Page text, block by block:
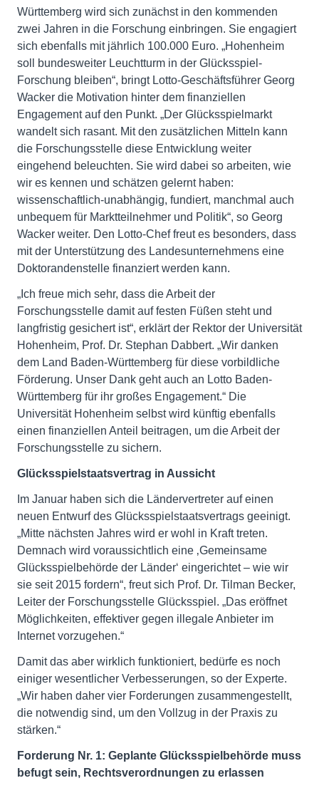
Württemberg wird sich zunächst in den kommenden
zwei Jahren in die Forschung einbringen. Sie engagiert
sich ebenfalls mit jährlich 100.000 Euro. „Hohenheim
soll bundesweiter Leuchtturm in der Glücksspiel-
Forschung bleiben“, bringt Lotto-Geschäftsführer Georg
Wacker die Motivation hinter dem finanziellen
Engagement auf den Punkt. „Der Glücksspielmarkt
wandelt sich rasant. Mit den zusätzlichen Mitteln kann
die Forschungsstelle diese Entwicklung weiter
eingehend beleuchten. Sie wird dabei so arbeiten, wie
wir es kennen und schätzen gelernt haben:
wissenschaftlich-unabhängig, fundiert, manchmal auch
unbequem für Marktteilnehmer und Politik“, so Georg
Wacker weiter. Den Lotto-Chef freut es besonders, dass
mit der Unterstützung des Landesunternehmens eine
Doktorandenstelle finanziert werden kann.
„Ich freue mich sehr, dass die Arbeit der
Forschungsstelle damit auf festen Füßen steht und
langfristig gesichert ist“, erklärt der Rektor der Universität
Hohenheim, Prof. Dr. Stephan Dabbert. „Wir danken
dem Land Baden-Württemberg für diese vorbildliche
Förderung. Unser Dank geht auch an Lotto Baden-
Württemberg für ihr großes Engagement.“ Die
Universität Hohenheim selbst wird künftig ebenfalls
einen finanziellen Anteil beitragen, um die Arbeit der
Forschungsstelle zu sichern.
Glücksspielstaatsvertrag in Aussicht
Im Januar haben sich die Ländervertreter auf einen
neuen Entwurf des Glücksspielstaatsvertrags geeinigt.
„Mitte nächsten Jahres wird er wohl in Kraft treten.
Demnach wird voraussichtlich eine ‚Gemeinsame
Glücksspielbehörde der Länder‘ eingerichtet – wie wir
sie seit 2015 fordern“, freut sich Prof. Dr. Tilman Becker,
Leiter der Forschungsstelle Glücksspiel. „Das eröffnet
Möglichkeiten, effektiver gegen illegale Anbieter im
Internet vorzugehen.“
Damit das aber wirklich funktioniert, bedürfe es noch
einiger wesentlicher Verbesserungen, so der Experte.
„Wir haben daher vier Forderungen zusammengestellt,
die notwendig sind, um den Vollzug in der Praxis zu
stärken.“
Forderung Nr. 1: Geplante Glücksspielbehörde muss
befugt sein, Rechtsverordnungen zu erlassen